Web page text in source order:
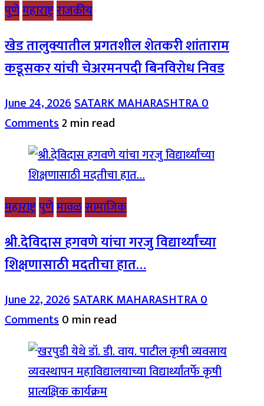
पुणेमहाराष्ट्रराजकीय
खेड तालुक्यातील प्रगतशील शेतकरी शांताराम
कडूसकर यांची चेअरमनपदी बिनविरोध निवड
June 24, 2026SATARK MAHARASHTRA0
Comments2 min read
महाराष्ट्रपुणेमावळसामाजिक
श्री.देविदास हगवणे यांचा गरजु विद्यार्थ्यांच्या
शिक्षणासाठी मदतीचा हात…
June 22, 2026SATARK MAHARASHTRA0
Comments0 min read